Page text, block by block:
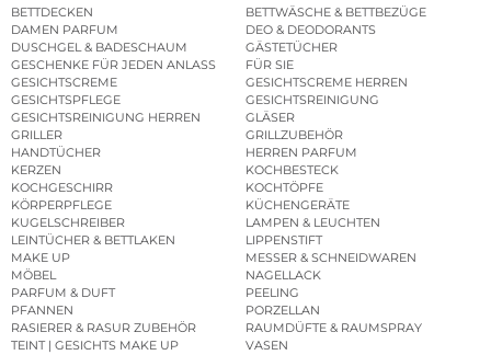
BETTDECKEN
BETTWÄSCHE & BETTBEZÜGE
DAMEN PARFUM
DEO & DEODORANTS
DUSCHGEL & BADESCHAUM
GÄSTETÜCHER
GESCHENKE FÜR JEDEN ANLASS
FÜR SIE
GESICHTSCREME
GESICHTSCREME HERREN
GESICHTSPFLEGE
GESICHTSREINIGUNG
GESICHTSREINIGUNG HERREN
GLÄSER
GRILLER
GRILLZUBEHÖR
HANDTÜCHER
HERREN PARFUM
KERZEN
KOCHBESTECK
KOCHGESCHIRR
KOCHTÖPFE
KÖRPERPFLEGE
KÜCHENGERÄTE
KUGELSCHREIBER
LAMPEN & LEUCHTEN
LEINTÜCHER & BETTLAKEN
LIPPENSTIFT
MAKE UP
MESSER & SCHNEIDWAREN
MÖBEL
NAGELLACK
PARFUM & DUFT
PEELING
PFANNEN
PORZELLAN
RASIERER & RASUR ZUBEHÖR
RAUMDÜFTE & RAUMSPRAY
TEINT | GESICHTS MAKE UP
VASEN